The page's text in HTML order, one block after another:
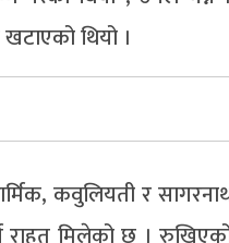
थियो ।
कवुलियती र